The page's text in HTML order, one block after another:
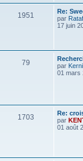
1951
Re:
par
17 juin
79
par
01 mars
1703
Re:
par
01 août